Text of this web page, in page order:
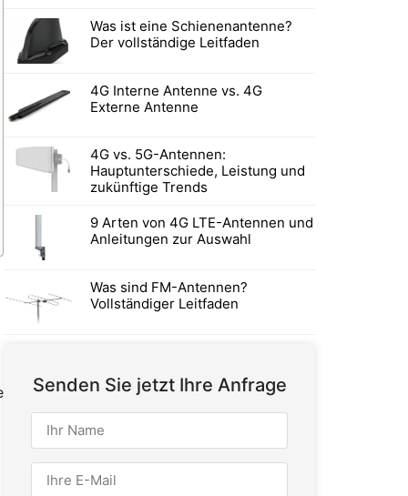
Was ist eine Schienenantenne?
Der vollständige Leitfaden
4G Interne Antenne vs. 4G
Externe Antenne
4G vs. 5G-Antennen:
Hauptunterschiede, Leistung und
zukünftige Trends
9 Arten von 4G LTE-Antennen und
Anleitungen zur Auswahl
Was sind FM-Antennen?
Vollständiger Leitfaden
Senden Sie jetzt Ihre Anfrage